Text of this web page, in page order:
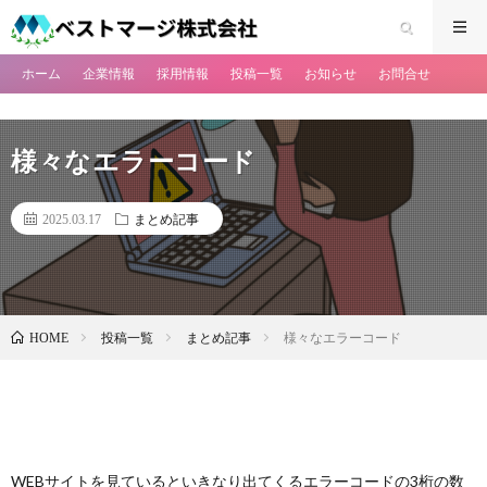
ホーム 企業情報 採用情報 投稿一覧 お知らせ お問合せ
様々なエラーコード
2025.03.17 まとめ記事
HOME 投稿一覧 まとめ記事 様々なエラーコード
WEBサイトを見ているといきなり出てくるエラーコードの3桁の数